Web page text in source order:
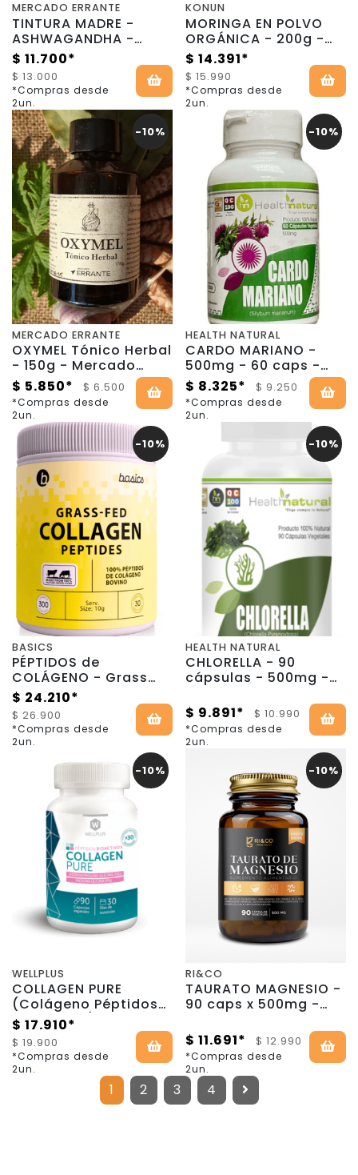
MERCADO ERRANTE
TINTURA MADRE -
ASHWAGANDHA -
50ml - Mercado
Errante
$ 11.700*
$ 13.000
*Compras desde
2un.
KONUN
MORINGA EN POLVO
ORGÁNICA - 200g -
Kounun
$ 14.391*
$ 15.990
*Compras desde
2un.
-10%
MERCADO ERRANTE
OXYMEL Tónico Herbal
- 150g - Mercado
Errante
$ 5.850*
$ 6.500
*Compras desde
2un.
-10%
HEALTH NATURAL
CARDO MARIANO -
500mg - 60 caps -
Health Natural
$ 8.325*
$ 9.250
*Compras desde
2un.
-10%
BASICS
PÉPTIDOS de
COLÁGENO - Grass
fed - 300g -Basics
Nutrition
$ 24.210*
$ 26.900
*Compras desde
2un.
-10%
HEALTH NATURAL
CHLORELLA - 90
cápsulas - 500mg -
$ 9.891*
$ 10.990
*Compras desde
2un.
-10%
WELLPLUS
COLLAGEN PURE
(Colágeno Péptidos
Bioactivos) - 90
Cápsulas - WellPlus
$ 17.910*
$ 19.900
*Compras desde
2un.
-10%
RI&CO
TAURATO MAGNESIO -
90 caps x 500mg -
$ 11.691*
$ 12.990
*Compras desde
2un.
1 2 3 4